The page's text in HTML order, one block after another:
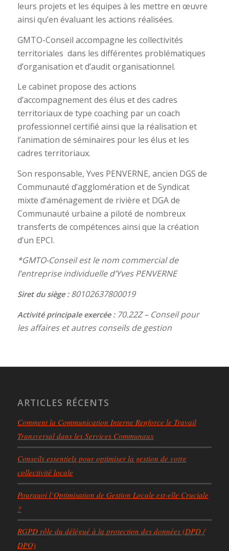
leurs projets et les équipes à les mettre en œuvre
ainsi qu’en évaluant les actions réalisées.
GMTO-Conseil accompagne les collectivités
territoriales dans les différentes problématiques
d’organisation et d’audit organisationnel.
Le cabinet propose des actions
d’accompagnement des élus et des cadres
territoriaux de type coaching par un coach
professionnel certifié ainsi que la réalisation et
l’animation de séminaires pour les élus et les
cadres territoriaux.
Son responsable, Yves PENVERNE, ancien DGS de
Communauté d’agglomération et de Syndicat
mixte d’aménagement de rivière et DGA de
Communauté urbaine a piloté de nombreux
transferts de compétences ainsi que la création
d’un EPCI.
*GMTO-Conseil est le nom commercial de
l’entreprise individuelle d’Yves PENVERNE
Siret du siège :80102637800019
Activité principale exercée :70.22Z – Conseil pour
les affaires et autres conseils de gestion
ARTICLES RÉCENTS
Comment la Communication Interne Renforce le Travail
Transversal dans les Services Communaux
Conseils essentiels pour optimiser la gestion de votre
collectivité locale
Pourquoi l’Optimisation de Gestion Locale est-elle Cruciale
?
RGPD rôle du délégué à la protection des données (DPD /
DPO)